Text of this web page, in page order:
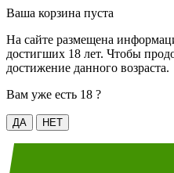
Ваша корзина пуста
На сайте размещена
достигших 18 лет. Чтобы
достижение данного возраста.
Вам уже есть 18 ?
ДА НЕТ